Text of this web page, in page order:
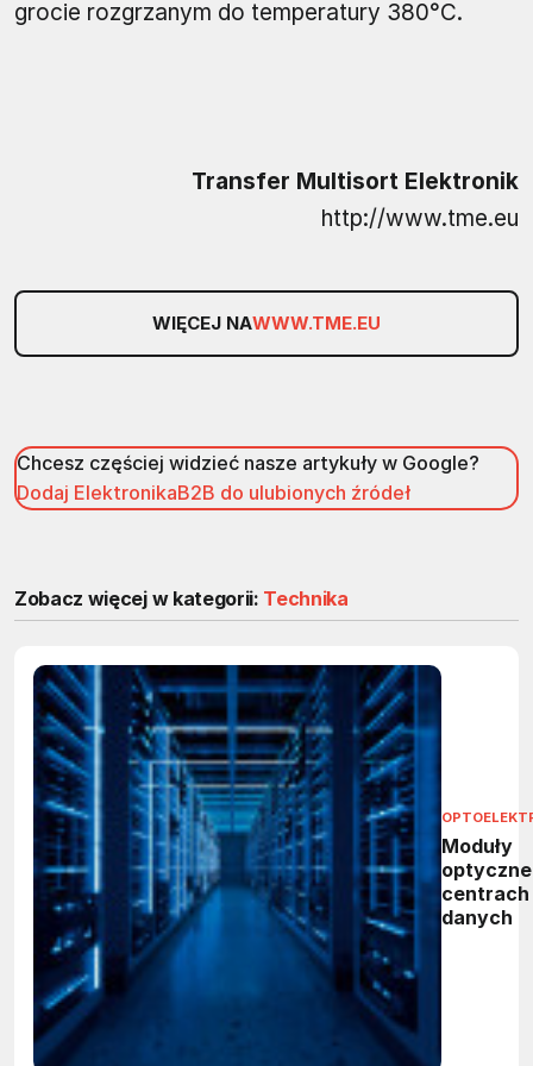
grocie rozgrzanym do temperatury 380°C.
Transfer Multisort Elektronik
http://www.tme.eu
WIĘCEJ NAWWW.TME.EU
Chcesz częściej widzieć nasze artykuły w Google?
Dodaj ElektronikaB2B do ulubionych źródeł
Zobacz więcej w kategorii: Technika
Moduły
centrach
danych